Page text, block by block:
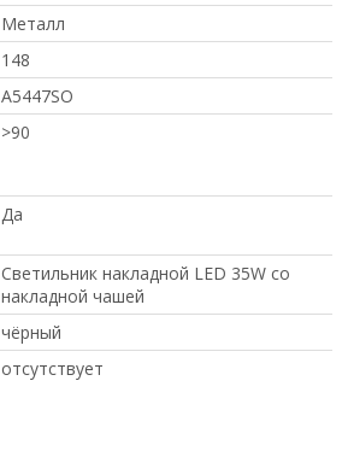
Металл
148
A5447SO
>90
Да
Светильник накладной LED 35W со
накладной чашей
чёрный
отсутствует